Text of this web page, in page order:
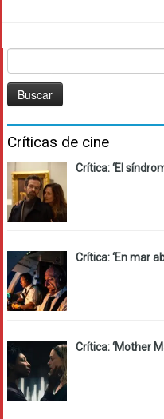
Críticas de cine
Crítica: ‘El
Crítica: ‘En mar
Crítica: ‘Mother